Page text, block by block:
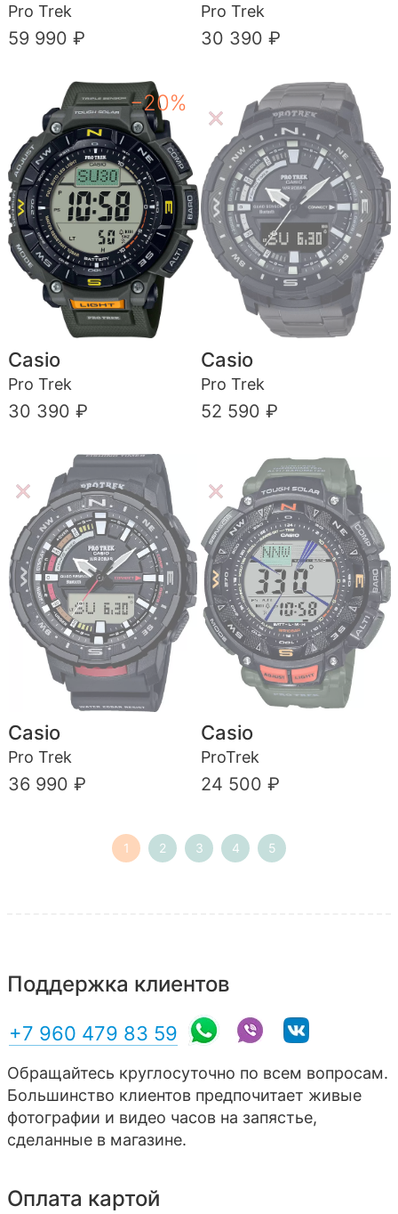
Pro Trek
59 990 ₽
Pro Trek
30 390 ₽
−20%
Casio
Pro Trek
30 390 ₽
Casio
Pro Trek
52 590 ₽
Casio
Pro Trek
36 990 ₽
Casio
ProTrek
24 500 ₽
1 2 3 4 5
Поддержка клиентов
+7 960 479 83 59
Обращайтесь круглосуточно по всем вопросам.
Большинство клиентов предпочитает живые
фотографии и видео часов на запястье,
сделанные в магазине.
Оплата картой